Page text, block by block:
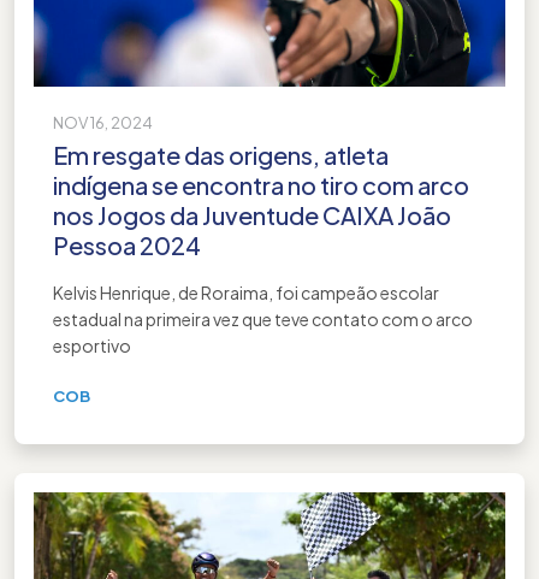
NOV 16, 2024
Em resgate das origens, atleta
indígena se encontra no tiro com arco
nos Jogos da Juventude CAIXA João
Pessoa 2024
Kelvis Henrique, de Roraima, foi campeão escolar
estadual na primeira vez que teve contato com o arco
esportivo
COB